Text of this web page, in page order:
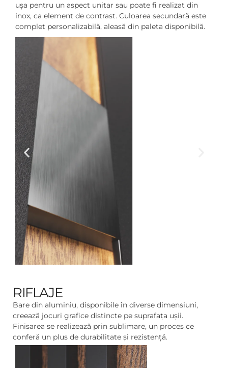
ușa pentru un aspect unitar sau poate fi realizat din
inox, ca element de contrast. Culoarea secundară este
complet personalizabilă, aleasă din paleta disponibilă.
RIFLAJE
Bare din aluminiu, disponibile în diverse dimensiuni,
creează jocuri grafice distincte pe suprafața ușii.
Finisarea se realizează prin sublimare, un proces ce
conferă un plus de durabilitate și rezistență.